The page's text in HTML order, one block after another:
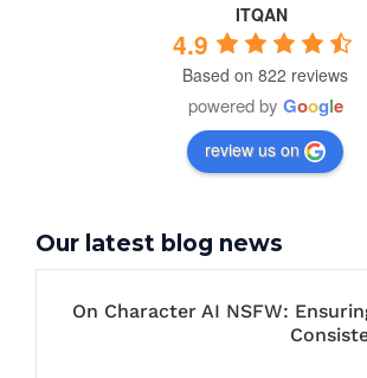
ITQAN
4.9
Based on 822 reviews
powered by Google
review us on
Our latest blog news
On Character AI NSFW: